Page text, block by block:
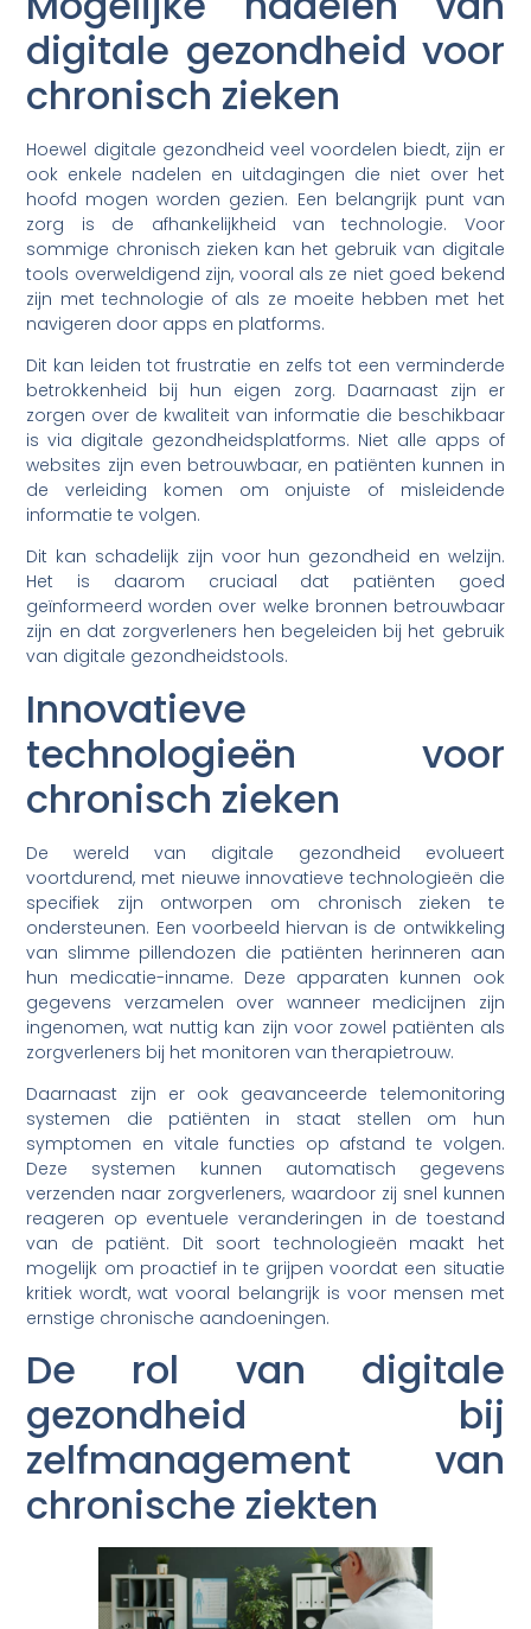
digitale gezondheid voor
chronisch zieken
Hoewel digitale gezondheid veel voordelen biedt, zijn er
ook enkele nadelen en uitdagingen die niet over het
hoofd mogen worden gezien. Een belangrijk punt van
zorg is de afhankelijkheid van technologie. Voor
sommige chronisch zieken kan het gebruik van digitale
tools overweldigend zijn, vooral als ze niet goed bekend
zijn met technologie of als ze moeite hebben met het
navigeren door apps en platforms.
Dit kan leiden tot frustratie en zelfs tot een verminderde
betrokkenheid bij hun eigen zorg. Daarnaast zijn er
zorgen over de kwaliteit van informatie die beschikbaar
is via digitale gezondheidsplatforms. Niet alle apps of
websites zijn even betrouwbaar, en patiënten kunnen in
de verleiding komen om onjuiste of misleidende
informatie te volgen.
Dit kan schadelijk zijn voor hun gezondheid en welzijn.
Het is daarom cruciaal dat patiënten goed
geïnformeerd worden over welke bronnen betrouwbaar
zijn en dat zorgverleners hen begeleiden bij het gebruik
van digitale gezondheidstools.
Innovatieve
technologieën voor
chronisch zieken
De wereld van digitale gezondheid evolueert
voortdurend, met nieuwe innovatieve technologieën die
specifiek zijn ontworpen om chronisch zieken te
ondersteunen. Een voorbeeld hiervan is de ontwikkeling
van slimme pillendozen die patiënten herinneren aan
hun medicatie-inname. Deze apparaten kunnen ook
gegevens verzamelen over wanneer medicijnen zijn
ingenomen, wat nuttig kan zijn voor zowel patiënten als
zorgverleners bij het monitoren van therapietrouw.
Daarnaast zijn er ook geavanceerde telemonitoring
systemen die patiënten in staat stellen om hun
symptomen en vitale functies op afstand te volgen.
Deze systemen kunnen automatisch gegevens
verzenden naar zorgverleners, waardoor zij snel kunnen
reageren op eventuele veranderingen in de toestand
van de patiënt. Dit soort technologieën maakt het
mogelijk om proactief in te grijpen voordat een situatie
kritiek wordt, wat vooral belangrijk is voor mensen met
ernstige chronische aandoeningen.
De rol van digitale
gezondheid bij
zelfmanagement van
chronische ziekten